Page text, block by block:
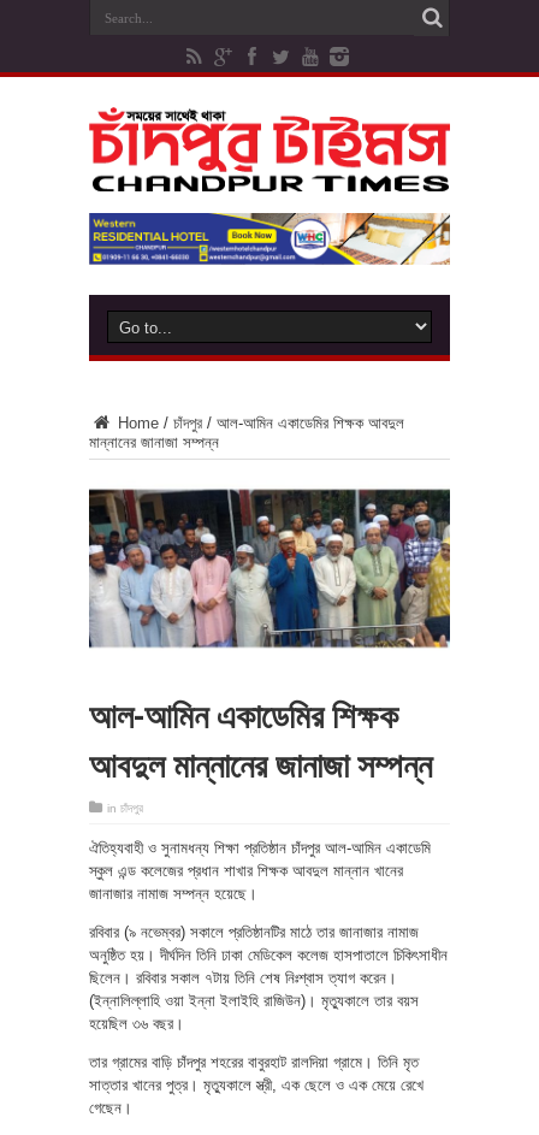
Home / চাঁদপুর / আল-আমিন একাডেমির শিক্ষক আবদুল
মান্নানের জানাজা সম্পন্ন
আল-আমিন একাডেমির শিক্ষক
আবদুল মান্নানের জানাজা সম্পন্ন
in চাঁদপুর
ঐতিহ্যবাহী ও সুনামধন্য শিক্ষা প্রতিষ্ঠান চাঁদপুর আল-আমিন একাডেমি
স্কুল এন্ড কলেজের প্রধান শাখার শিক্ষক আবদুল মান্নান খানের
জানাজার নামাজ সম্পন্ন হয়েছে।
রবিবার (৯ নভেম্বর) সকালে প্রতিষ্ঠানটির মাঠে তার জানাজার নামাজ
অনুষ্ঠিত হয়। দীর্ঘদিন তিনি ঢাকা মেডিকেল কলেজ হাসপাতালে চিকিৎসাধীন
ছিলেন। রবিবার সকাল ৭টায় তিনি শেষ নিঃশ্বাস ত্যাগ করেন।
(ইন্নালিল্লাহি ওয়া ইন্না ইলাইহি রাজিউন)। মৃত্যুকালে তার বয়স
হয়েছিল ৩৬ বছর।
তার গ্রামের বাড়ি চাঁদপুর শহরের বাবুরহাট রালদিয়া গ্রামে। তিনি মৃত
সাত্তার খানের পুত্র। মৃত্যুকালে স্ত্রী, এক ছেলে ও এক মেয়ে রেখে
গেছেন।